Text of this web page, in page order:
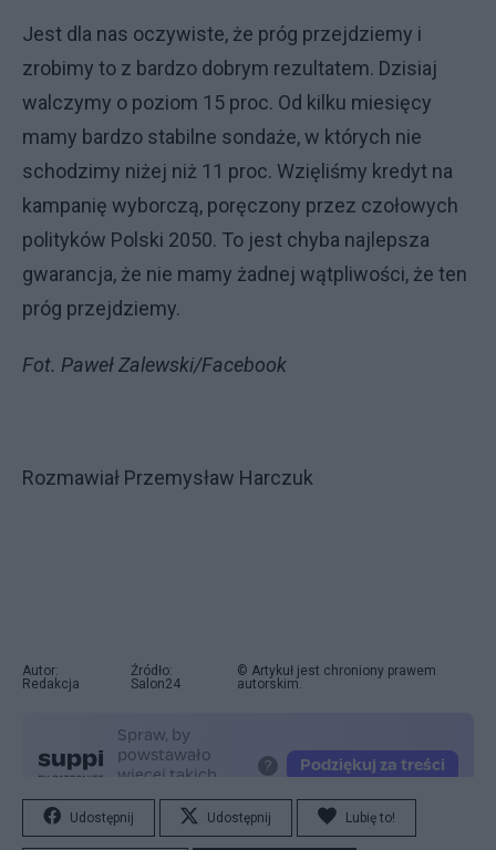
Jest dla nas oczywiste, że próg przejdziemy i
zrobimy to z bardzo dobrym rezultatem. Dzisiaj
walczymy o poziom 15 proc. Od kilku miesięcy
mamy bardzo stabilne sondaże, w których nie
schodzimy niżej niż 11 proc. Wzięliśmy kredyt na
kampanię wyborczą, poręczony przez czołowych
polityków Polski 2050. To jest chyba najlepsza
gwarancja, że nie mamy żadnej wątpliwości, że ten
próg przejdziemy.
Fot. Paweł Zalewski/Facebook
Rozmawiał Przemysław Harczuk
Autor:
Redakcja
Źródło:
Salon24
© Artykuł jest chroniony prawem
autorskim.
Udostępnij Udostępnij Lubię to!